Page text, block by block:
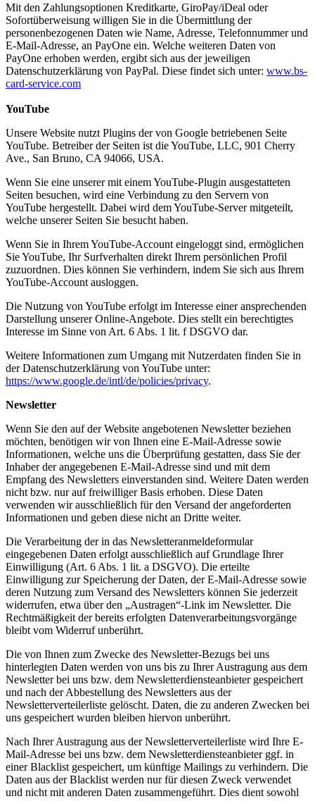
Mit den Zahlungsoptionen Kreditkarte, GiroPay/iDeal oder
Sofortüberweisung willigen Sie in die Übermittlung der
personenbezogenen Daten wie Name, Adresse, Telefonnummer und
E-Mail-Adresse, an PayOne ein. Welche weiteren Daten von
PayOne erhoben werden, ergibt sich aus der jeweiligen
Datenschutzerklärung von PayPal. Diese findet sich unter: www.bs-
card-service.com
YouTube
Unsere Website nutzt Plugins der von Google betriebenen Seite
YouTube. Betreiber der Seiten ist die YouTube, LLC, 901 Cherry
Ave., San Bruno, CA 94066, USA.
Wenn Sie eine unserer mit einem YouTube-Plugin ausgestatteten
Seiten besuchen, wird eine Verbindung zu den Servern von
YouTube hergestellt. Dabei wird dem YouTube-Server mitgeteilt,
welche unserer Seiten Sie besucht haben.
Wenn Sie in Ihrem YouTube-Account eingeloggt sind, ermöglichen
Sie YouTube, Ihr Surfverhalten direkt Ihrem persönlichen Profil
zuzuordnen. Dies können Sie verhindern, indem Sie sich aus Ihrem
YouTube-Account ausloggen.
Die Nutzung von YouTube erfolgt im Interesse einer ansprechenden
Darstellung unserer Online-Angebote. Dies stellt ein berechtigtes
Interesse im Sinne von Art. 6 Abs. 1 lit. f DSGVO dar.
Weitere Informationen zum Umgang mit Nutzerdaten finden Sie in
der Datenschutzerklärung von YouTube unter:
https://www.google.de/intl/de/policies/privacy.
Newsletter
Wenn Sie den auf der Website angebotenen Newsletter beziehen
möchten, benötigen wir von Ihnen eine E-Mail-Adresse sowie
Informationen, welche uns die Überprüfung gestatten, dass Sie der
Inhaber der angegebenen E-Mail-Adresse sind und mit dem
Empfang des Newsletters einverstanden sind. Weitere Daten werden
nicht bzw. nur auf freiwilliger Basis erhoben. Diese Daten
verwenden wir ausschließlich für den Versand der angeforderten
Informationen und geben diese nicht an Dritte weiter.
Die Verarbeitung der in das Newsletteranmeldeformular
eingegebenen Daten erfolgt ausschließlich auf Grundlage Ihrer
Einwilligung (Art. 6 Abs. 1 lit. a DSGVO). Die erteilte
Einwilligung zur Speicherung der Daten, der E-Mail-Adresse sowie
deren Nutzung zum Versand des Newsletters können Sie jederzeit
widerrufen, etwa über den „Austragen“-Link im Newsletter. Die
Rechtmäßigkeit der bereits erfolgten Datenverarbeitungsvorgänge
bleibt vom Widerruf unberührt.
Die von Ihnen zum Zwecke des Newsletter-Bezugs bei uns
hinterlegten Daten werden von uns bis zu Ihrer Austragung aus dem
Newsletter bei uns bzw. dem Newsletterdiensteanbieter gespeichert
und nach der Abbestellung des Newsletters aus der
Newsletterverteilerliste gelöscht. Daten, die zu anderen Zwecken bei
uns gespeichert wurden bleiben hiervon unberührt.
Nach Ihrer Austragung aus der Newsletterverteilerliste wird Ihre E-
Mail-Adresse bei uns bzw. dem Newsletterdiensteanbieter ggf. in
einer Blacklist gespeichert, um künftige Mailings zu verhindern. Die
Daten aus der Blacklist werden nur für diesen Zweck verwendet
und nicht mit anderen Daten zusammengeführt. Dies dient sowohl